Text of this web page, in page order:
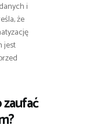
i
że
jest